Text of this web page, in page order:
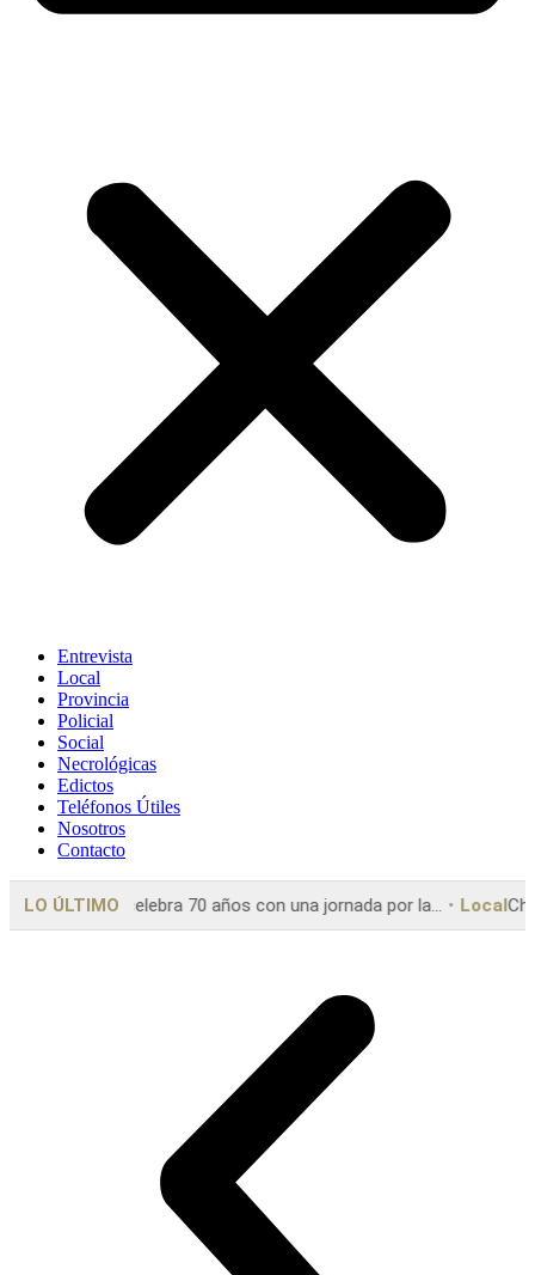
Entrevista
Local
Provincia
Policial
Social
Necrológicas
Edictos
Teléfonos Útiles
Nosotros
Contacto
LO ÚLTIMO
con una jornada por la... LocalChaves: Se solicita circular